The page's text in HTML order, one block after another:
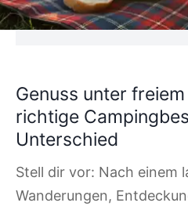
Genuss unter
richtige
Unterschied
Stell dir vor: Nach einem
Wanderungen,